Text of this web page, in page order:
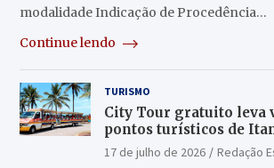
modalidade Indicação de Procedência…
Continue lendo
TURISMO
City Tour gratuito leva
pontos turísticos de
17 de julho de 2026 Redação